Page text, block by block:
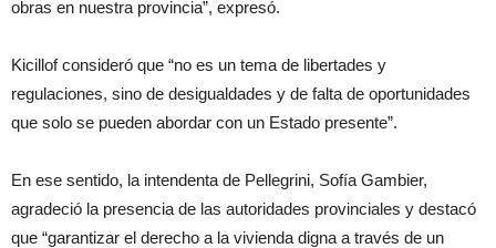
obras en nuestra provincia”, expresó.
Kicillof consideró que “no es un tema de libertades y
regulaciones, sino de desigualdades y de falta de oportunidades
que solo se pueden abordar con un Estado presente”.
En ese sentido, la intendenta de Pellegrini, Sofía Gambier,
agradeció la presencia de las autoridades provinciales y destacó
que “garantizar el derecho a la vivienda digna a través de un